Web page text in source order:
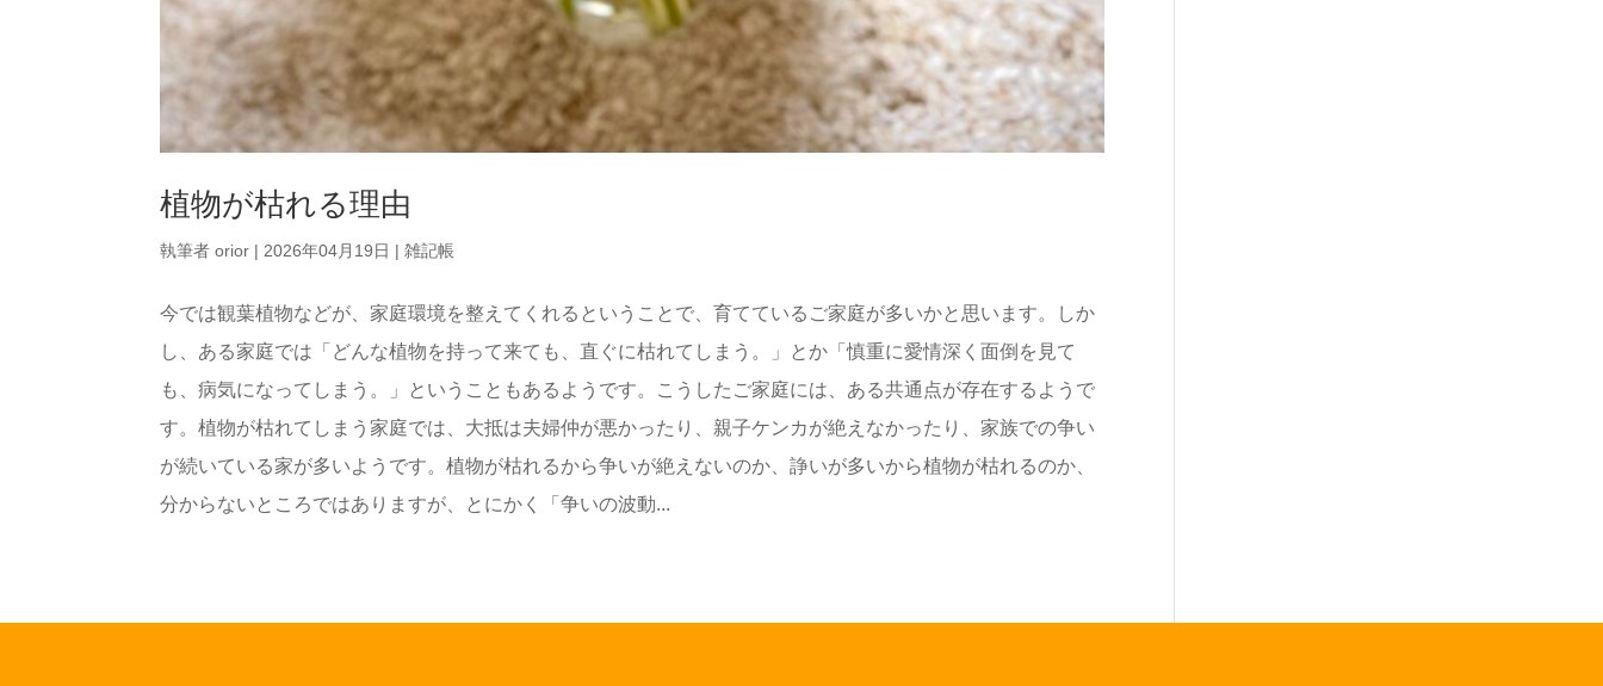
植物が枯れる理由
執筆者orior | 2026年04月19日 |雑記帳
今では観葉植物などが、家庭環境を整えてくれるということで、育てているご家庭が多いかと思います。しか
し、ある家庭では「どんな植物を持って来ても、直ぐに枯れてしまう。」とか「慎重に愛情深く面倒を見て
も、病気になってしまう。」ということもあるようです。こうしたご家庭には、ある共通点が存在するようで
す。植物が枯れてしまう家庭では、大抵は夫婦仲が悪かったり、親子ケンカが絶えなかったり、家族での争い
が続いている家が多いようです。植物が枯れるから争いが絶えないのか、諍いが多いから植物が枯れるのか、
分からないところではありますが、とにかく「争いの波動...